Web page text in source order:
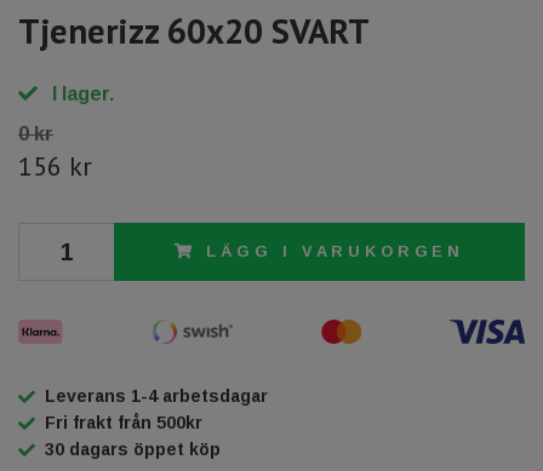
Tjenerizz 60x20 SVART
I lager.
0 kr
156 kr
LÄGG I VARUKORGEN
Leverans 1-4 arbetsdagar
Fri frakt från 500kr
30 dagars öppet köp